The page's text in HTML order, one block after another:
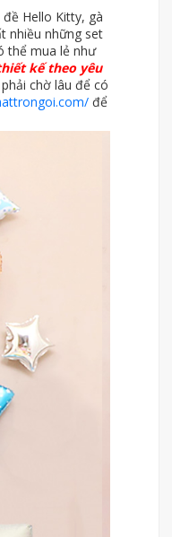
Hello Kitty, gà
nhiều những set
thể mua lẻ như
kế theo yêu
chờ lâu để có
để